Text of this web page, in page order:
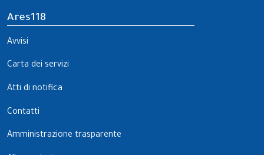
Ares118
Avvisi
Carta dei servizi
Atti di notifica
Contatti
Amministrazione trasparente